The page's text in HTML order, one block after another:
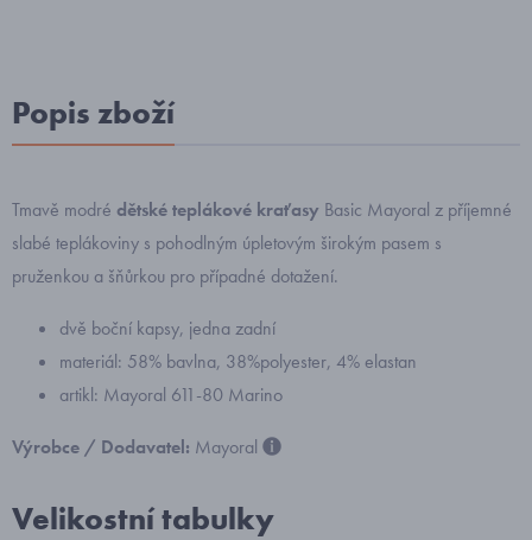
Popis zboží
Tmavě modré dětské teplákové kraťasy Basic Mayoral z příjemné
slabé teplákoviny s pohodlným úpletovým širokým pasem s
pruženkou a šňůrkou pro případné dotažení.
dvě boční kapsy, jedna zadní
materiál: 58% bavlna, 38%polyester, 4% elastan
artikl: Mayoral 611-80 Marino
Výrobce / Dodavatel: Mayoral
Velikostní tabulky